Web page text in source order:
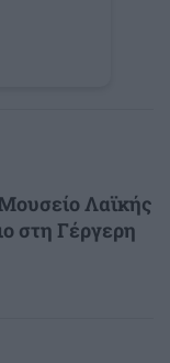
Λαϊκής
στη Γέργερη